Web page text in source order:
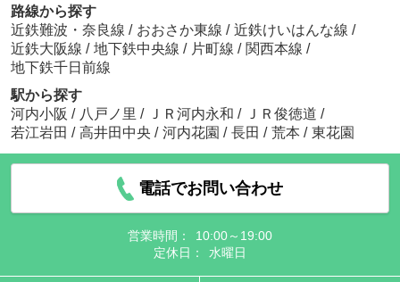
路線から探す
近鉄難波・奈良線 / おおさか東線 / 近鉄けいはんな線 /
近鉄大阪線 / 地下鉄中央線 / 片町線 / 関西本線 /
地下鉄千日前線
駅から探す
河内小阪 / 八戸ノ里 / ＪＲ河内永和 / ＪＲ俊徳道 /
若江岩田 / 高井田中央 / 河内花園 / 長田 / 荒本 / 東花園
電話でお問い合わせ
営業時間：
10:00～19:00
定休日：
水曜日